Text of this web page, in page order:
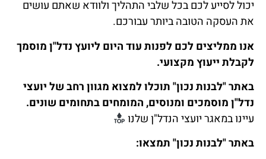
יכול לסייע לכם בכל שלבי התהליך ולוודא שאתם עושים
את העסקה הטובה ביותר עבורכם.
אנו ממליצים לכם לפנות עוד היום ליועץ נדל"ן מוסמך
לקבלת ייעוץ מקצועי.
באתר "לבנות נכון" תוכלו למצוא מגוון רחב של יועצי
נדל"ן מוסמכים ומנוסים, המומחים בתחומים שונים.
עיינו במאגר יועצי הנדל"ן שלנו
באתר "לבנות נכון" תמצאו: